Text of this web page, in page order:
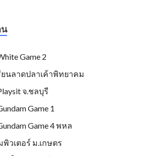
น
Game 2
ยนลาดปลาเค้าพิทยาคม
จ.ชลบุรี
Game 1
Game 4 พหล
วเตอร์ ม.เกษตร